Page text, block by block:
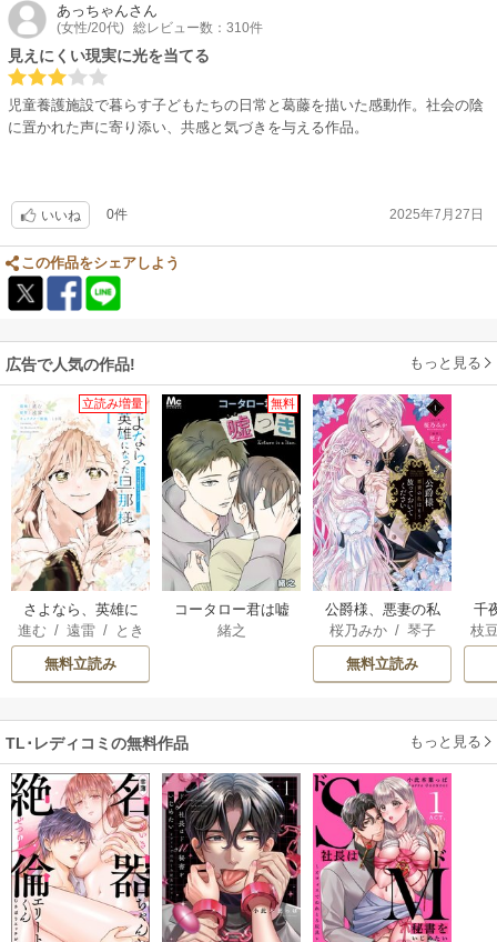
あっちゃんさん
(女性/20代) 総レビュー数：310件
見えにくい現実に光を当てる
児童養護施設で暮らす子どもたちの日常と葛藤を描いた感動作。社会の陰
に置かれた声に寄り添い、共感と気づきを与える作品。
いいね 0件 2025年7月27日
この作品をシェアしよう
広告で人気の作品! もっと見る
立読み増量
さよなら、英雄に
なった旦那様 ～
ただ祈るだけの役
立たずな妻のはず
進む / 遠雷/ とき
間
無料立読み
無料
コータロー君は嘘
つき【タテヨミ】
緒之
公爵様、悪妻の私
はもう放っておい
てください
桜乃みか/ 琴子
無料立読み
千
国
枝
TL･レディコミの無料作品 もっと見る